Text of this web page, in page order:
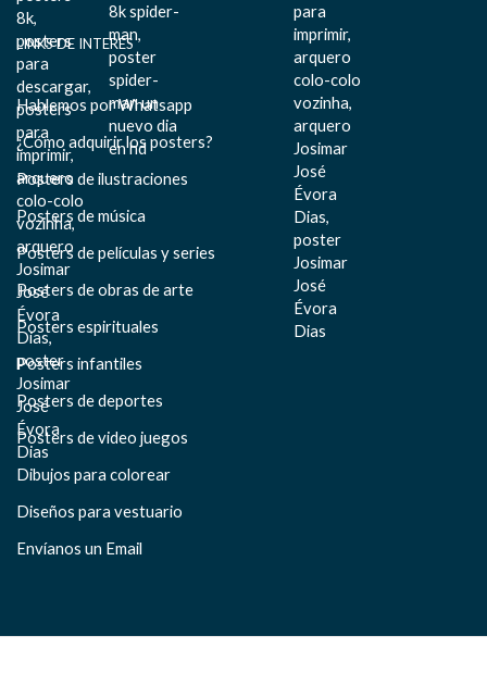
LINKS DE INTERÉS
Hablemos por Whatsapp
¿Cómo adquirir los posters?
Posters de ilustraciones
Posters de música
Posters de películas y series
Posters de obras de arte
Posters espirituales
Posters infantiles
Posters de deportes
Posters de video juegos
Dibujos para colorear
Diseños para vestuario
Envíanos un Email